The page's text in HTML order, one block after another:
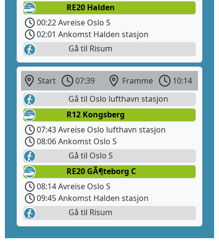
RE20 Halden
00:22 Avreise Oslo S
02:01 Ankomst Halden stasjon
Gå til Risum
Start 07:39 Framme
10:14
Gå til Oslo lufthavn stasjon
R12 Kongsberg
07:43 Avreise Oslo lufthavn stasjon
08:06 Ankomst Oslo S
Gå til Oslo S
RE20 GÃ¶teborg C
08:14 Avreise Oslo S
09:45 Ankomst Halden stasjon
Gå til Risum